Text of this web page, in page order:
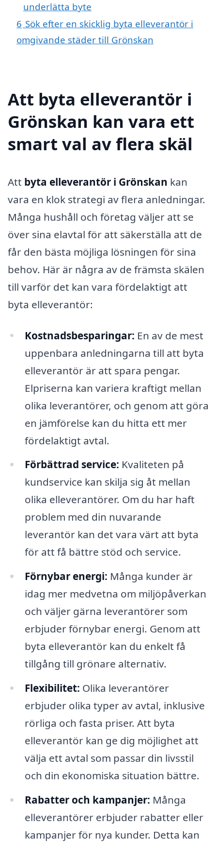
underlätta byte
6 Sök efter en skicklig byta elleverantör i
omgivande städer till Grönskan
Att byta elleverantör i
Grönskan kan vara ett
smart val av flera skäl
Att byta elleverantör i Grönskan kan
vara en klok strategi av flera anledningar.
Många hushåll och företag väljer att se
över sina elavtal för att säkerställa att de
får den bästa möjliga lösningen för sina
behov. Här är några av de främsta skälen
till varför det kan vara fördelaktigt att
byta elleverantör:
Kostnadsbesparingar: En av de mest
uppenbara anledningarna till att byta
elleverantör är att spara pengar.
Elpriserna kan variera kraftigt mellan
olika leverantörer, och genom att göra
en jämförelse kan du hitta ett mer
fördelaktigt avtal.
Förbättrad service: Kvaliteten på
kundservice kan skilja sig åt mellan
olika elleverantörer. Om du har haft
problem med din nuvarande
leverantör kan det vara värt att byta
för att få bättre stöd och service.
Förnybar energi: Många kunder är
idag mer medvetna om miljöpåverkan
och väljer gärna leverantörer som
erbjuder förnybar energi. Genom att
byta elleverantör kan du enkelt få
tillgång till grönare alternativ.
Flexibilitet: Olika leverantörer
erbjuder olika typer av avtal, inklusive
rörliga och fasta priser. Att byta
elleverantör kan ge dig möjlighet att
välja ett avtal som passar din livsstil
och din ekonomiska situation bättre.
Rabatter och kampanjer: Många
elleverantörer erbjuder rabatter eller
kampanjer för nya kunder. Detta kan